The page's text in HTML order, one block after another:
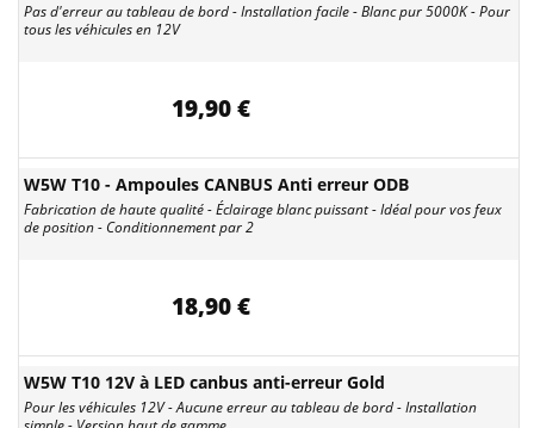
Pas d'erreur au tableau de bord - Installation facile - Blanc pur 5000K - Pour
tous les véhicules en 12V
19,90 €
W5W T10 - Ampoules CANBUS Anti erreur ODB
Fabrication de haute qualité - Éclairage blanc puissant - Idéal pour vos feux
de position - Conditionnement par 2
18,90 €
W5W T10 12V à LED canbus anti-erreur Gold
Pour les véhicules 12V - Aucune erreur au tableau de bord - Installation